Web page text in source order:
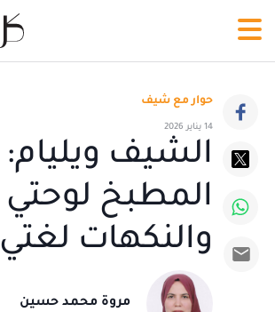
حوار مع شيف
14 يناير 2026
الشيف ويليام:
المطبخ لوحتي
والنكهات لغتي
مروة محمد حسين